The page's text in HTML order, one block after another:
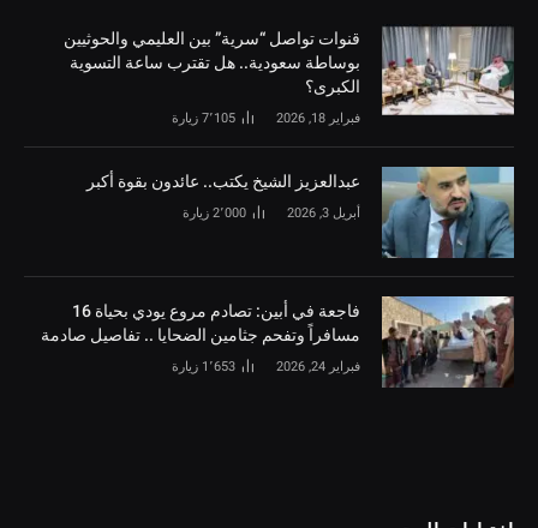
قنوات تواصل “سرية” بين العليمي والحوثيين
بوساطة سعودية.. هل تقترب ساعة التسوية
الكبرى؟
فبراير 18, 2026 7٬105 زيارة
‏عبدالعزيز الشيخ يكتب.. عائدون بقوة أكبر
أبريل 3, 2026 2٬000 زيارة
فاجعة في أبين: تصادم مروع يودي بحياة 16
مسافراً وتفحم جثامين الضحايا .. تفاصيل صادمة
فبراير 24, 2026 1٬653 زيارة